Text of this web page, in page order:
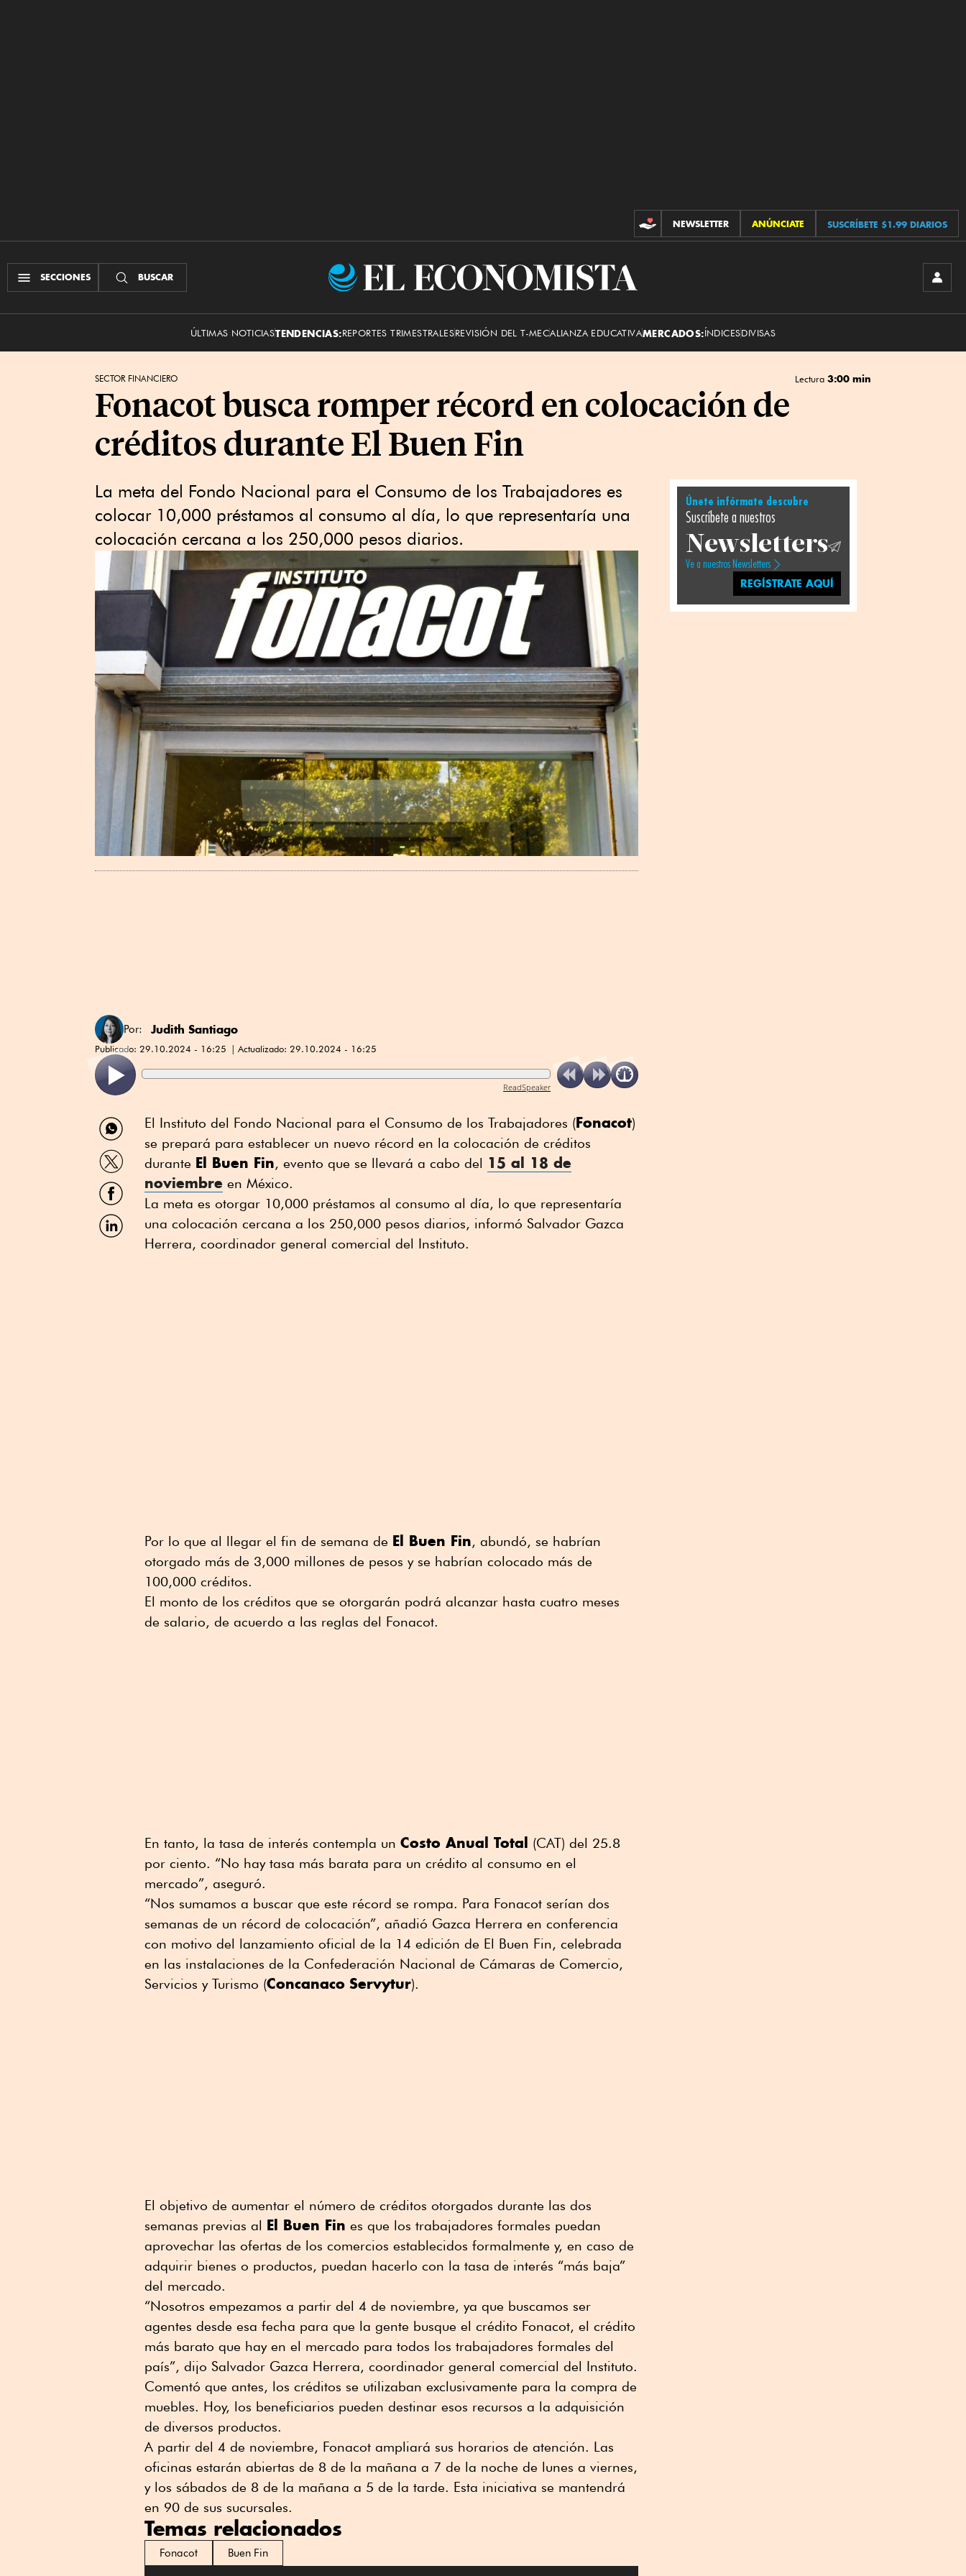
CONTRIBUCIONES
NEWSLETTER ANÚNCIATE SUSCRÍBETE $1.99 DIARIOS
SECCIONES BUSCAR
El
ÚLTIMAS NOTICIASTENDENCIAS:REPORTES TRIMESTRALESREVISIÓN DEL T-MECALIANZA EDUCATIVAMERCADOS:ÍNDICESDIVISAS
SECTOR FINANCIERO Lectura 3:00 min
Fonacot busca romper récord en colocación de
créditos durante El Buen Fin
La meta del Fondo Nacional para el Consumo de los Trabajadores es
colocar 10,000 préstamos al consumo al día, lo que representaría una
colocación cercana a los 250,000 pesos diarios.
Por: Judith Santiago
Publicado: 29.10.2024 - 16:25 Actualizado: 29.10.2024 - 16:25
ReadSpeaker
Compartir
por
WhatsApp
Compartir
por
Twitter
Compartir
por
Facebook
Compartir
por
El Instituto del Fondo Nacional para el Consumo de los Trabajadores (Fonacot)
se prepará para establecer un nuevo récord en la colocación de créditos
durante El Buen Fin, evento que se llevará a cabo del 15 al 18 de
noviembre en México.
La meta es otorgar 10,000 préstamos al consumo al día, lo que representaría
una colocación cercana a los 250,000 pesos diarios, informó Salvador Gazca
Herrera, coordinador general comercial del Instituto.
Por lo que al llegar el fin de semana de El Buen Fin, abundó, se habrían
otorgado más de 3,000 millones de pesos y se habrían colocado más de
100,000 créditos.
El monto de los créditos que se otorgarán podrá alcanzar hasta cuatro meses
de salario, de acuerdo a las reglas del Fonacot.
En tanto, la tasa de interés contempla un Costo Anual Total
(CAT) del 25.8
por ciento. “No hay tasa más barata para un crédito al consumo en el
mercado”, aseguró.
“Nos sumamos a buscar que este récord se rompa. Para Fonacot serían dos
semanas de un récord de colocación”, añadió Gazca Herrera en conferencia
con motivo del lanzamiento oficial de la 14 edición de El Buen Fin, celebrada
en las instalaciones de la Confederación Nacional de Cámaras de Comercio,
Servicios y Turismo (Concanaco Servytur).
El objetivo de aumentar el número de créditos otorgados durante las dos
semanas previas al El Buen Fin es que los trabajadores formales puedan
aprovechar las ofertas de los comercios establecidos formalmente y, en caso de
adquirir bienes o productos, puedan hacerlo con la tasa de interés “más baja”
del mercado.
“Nosotros empezamos a partir del 4 de noviembre, ya que buscamos ser
agentes desde esa fecha para que la gente busque el crédito Fonacot, el crédito
más barato que hay en el mercado para todos los trabajadores formales del
país”, dijo Salvador Gazca Herrera, coordinador general comercial del Instituto.
Comentó que antes, los créditos se utilizaban exclusivamente para la compra de
muebles. Hoy, los beneficiarios pueden destinar esos recursos a la adquisición
de diversos productos.
A partir del 4 de noviembre, Fonacot ampliará sus horarios de atención. Las
oficinas estarán abiertas de 8 de la mañana a 7 de la noche de lunes a viernes,
y los sábados de 8 de la mañana a 5 de la tarde. Esta iniciativa se mantendrá
en 90 de sus sucursales.
Temas relacionados
Fonacot Buen Fin
Únete infórmate descubre
Suscríbete a nuestros
Newsletters
Ve a nuestros Newsletters
REGÍSTRATE AQUÍ